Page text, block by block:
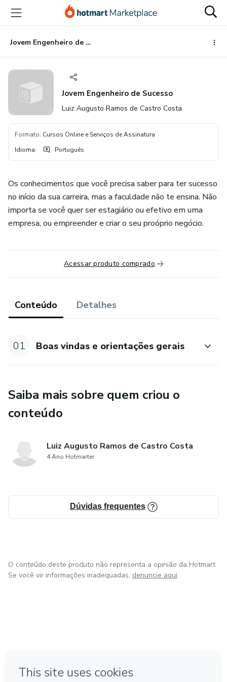
para
conteúdo
principal
para
pagamento
para
rodapé
Jovem Engenheiro de Sucesso
Jovem Engenheiro de Sucesso
Luiz Augusto Ramos de Castro Costa
Formato: Cursos Online e Serviços de Assinatura
Idioma: Português
Os conhecimentos que você precisa saber para ter sucesso
no início da sua carreira, mas a faculdade não te ensina. Não
importa se você quer ser estagiário ou efetivo em uma
empresa, ou empreender e criar o seu proóprio negócio.
Acessar produto comprado
Conteúdo Detalhes
01 Boas vindas e orientações gerais
Saiba mais sobre quem criou o
conteúdo
Luiz Augusto Ramos de Castro Costa
4 Ano Hotmarter
Dúvidas frequentes
O conteúdo deste produto não representa a opinião da Hotmart.
Se você vir informações inadequadas, denuncie aqui
Feito com ❤ na Cidade do México